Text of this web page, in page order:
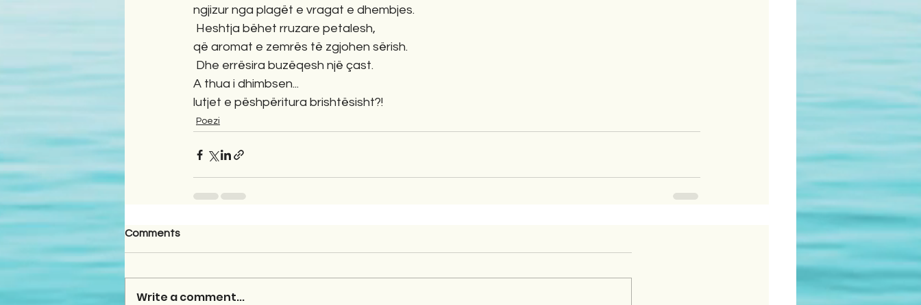
ngjizur nga plagët e vragat e dhembjes.
Heshtja bëhet rruzare petalesh,
që aromat e zemrës të zgjohen sërish.
Dhe errësira buzëqesh një çast.
A thua i dhimbsen...
lutjet e pëshpëritura brishtësisht?!
Poezi
Comments
Write a comment...